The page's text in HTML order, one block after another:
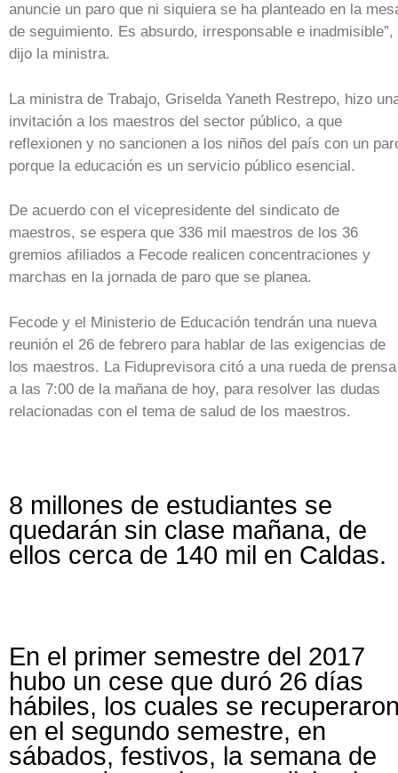
anuncie un paro que ni siquiera se ha planteado en la
de seguimiento. Es absurdo, irresponsable e inadmisible”,
dijo la ministra.
La ministra de Trabajo, Griselda Yaneth Restrepo, hizo
invitación a los maestros del sector público, a que
reflexionen y no sancionen a los niños del país con un
porque la educación es un servicio público esencial.
De acuerdo con el vicepresidente del sindicato de
maestros, se espera que 336 mil maestros de los 36
gremios afiliados a Fecode realicen concentraciones y
marchas en la jornada de paro que se planea.
Fecode y el Ministerio de Educación tendrán una nueva
reunión el 26 de febrero para hablar de las exigencias de
los maestros. La Fiduprevisora citó a una rueda de prensa
a las 7:00 de la mañana de hoy, para resolver las dudas
relacionadas con el tema de salud de los maestros.
8 millones de estudiantes se
quedarán sin clase mañana, de
ellos cerca de 140 mil en Caldas.
En el primer semestre del 2017
hubo un cese que duró 26 días
hábiles, los cuales se
en el segundo semestre, en
sábados, festivos, la semana de